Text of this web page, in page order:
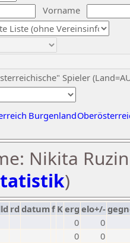
Vorname
Spieler
Burgenland
Nikita
)
rd datumf Kerg elo+/-
0
0
0
0